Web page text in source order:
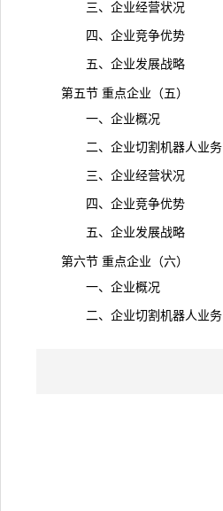
三、企业经营状况
四、企业竞争优势
五、企业发展战略
第五节 重点企业（五）
一、企业概况
二、企业切割机器人业务
三、企业经营状况
四、企业竞争优势
五、企业发展战略
第六节 重点企业（六）
一、企业概况
二、企业切割机器人业务